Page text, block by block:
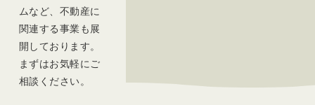
ムなど、不動産に
関連する事業も展
開しております。
まずはお気軽にご
相談ください。